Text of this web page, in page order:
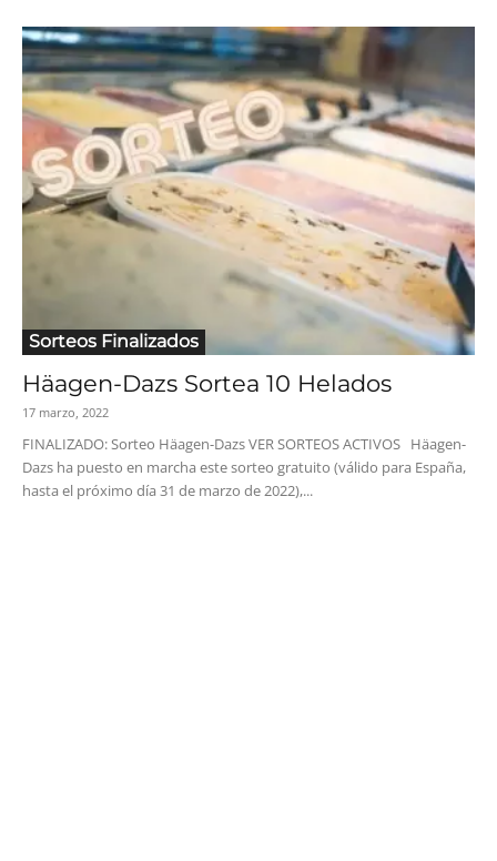
Sorteos Finalizados
Häagen-Dazs Sortea 10 Helados
17 marzo, 2022
FINALIZADO: Sorteo Häagen-Dazs VER SORTEOS ACTIVOS Häagen-
Dazs ha puesto en marcha este sorteo gratuito (válido para España,
hasta el próximo día 31 de marzo de 2022),...